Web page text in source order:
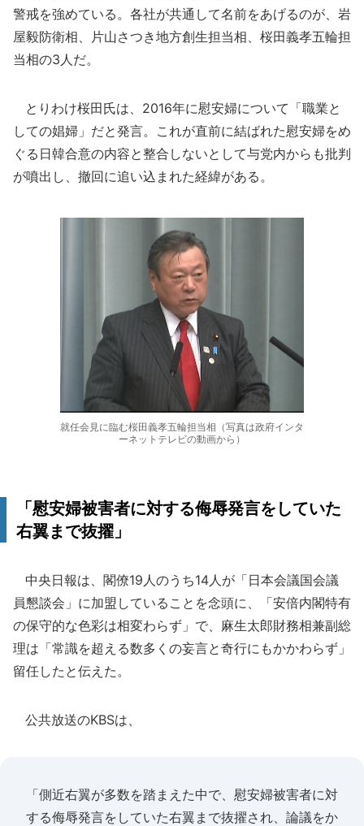
警戒を強めている。各社が共通して名前をあげるのが、岩
屋毅防衛相、片山さつき地方創生担当相、桜田義孝五輪担
当相の3人だ。
とりわけ桜田氏は、2016年に慰安婦について「職業と
しての娼婦」だと発言。これが直前に結ばれた慰安婦をめ
ぐる日韓合意の内容と整合しないとして与党内からも批判
が噴出し、撤回に追い込まれた経緯がある。
就任会見に臨む桜田義孝五輪担当相（写真は政府インタ
ーネットテレビの動画から）
「慰安婦被害者に対する侮辱発言をしていた
右翼まで抜擢」
中央日報は、閣僚19人のうち14人が「日本会議国会議
員懇談会」に加盟していることを念頭に、「安倍内閣特有
の保守的な色彩は相変わらず」で、麻生太郎財務相兼副総
理は「常識を超える数多くの妄言と奇行にもかかわらず」
留任したと伝えた。
公共放送のKBSは、
「側近右翼が多数を踏まえた中で、慰安婦被害者に対
する侮辱発言をしていた右翼まで抜擢され、論議をか